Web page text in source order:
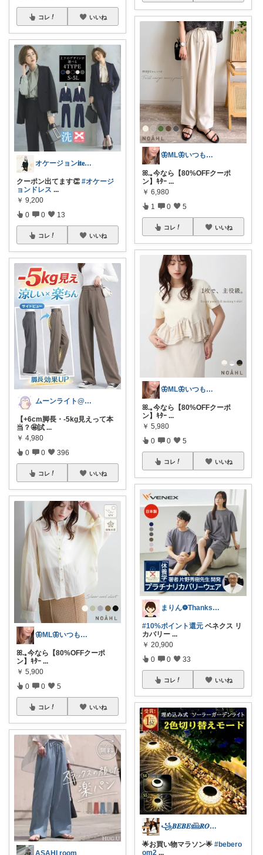
コレ いいね
オケージョン𝐢𝐭𝐞𝐦♥
クーポン出てます👏 #オケージ
ョンドレス ...
￥ 9,200
0 0 13
コレ いいね
ムーンライト@ファッション
【+6cm脚長・-5kg見えって本
当？🤩試 ...
￥ 4,980
0 0 396
コレ いいね
🦋ML🦋いつもありがとう💓
ꕤ.｡今なら【80%OFFクーポ
ン】ｷﾀｰ ...
￥ 5,900
0 0 5
コレ いいね
ASAHI room
🦋ML🦋いつもありがとう💓
ꕤ.｡今なら【80%OFFクーポ
ン】ｷﾀｰ ...
￥ 6,980
1 0 5
コレ いいね
🦋ML🦋いつもありがとう💓
ꕤ.｡今なら【80%OFFクーポ
ン】ｷﾀｰ ...
￥ 5,980
0 0 5
コレ いいね
まりん❁Thanks a lot‪ ❤︎
#10%ポイント還元 ベネクス リ
カバリー ...
￥ 20,900
0 0 33
コレ いいね
꧁𝑩𝑬𝑩𝑬𓊝𝑹𝑶𝑶𝑴꧂
🌟お買い物マラソン🌟 #bebero
om2 ...